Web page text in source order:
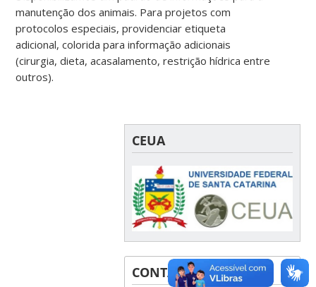
manutenção dos animais. Para projetos com
protocolos especiais, providenciar etiqueta
adicional, colorida para informação adicionais
(cirurgia, dieta, acasalamento, restrição hídrica entre
outros).
CEUA
CONTATOS